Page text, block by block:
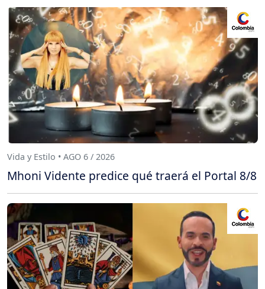
Vida y Estilo • AGO 6 / 2026
Mhoni Vidente predice qué traerá el Portal 8/8